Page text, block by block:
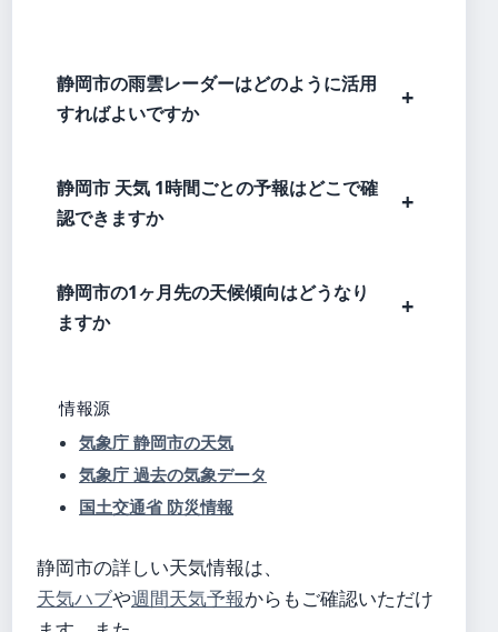
静岡市の雨雲レーダーはどのように活用
すればよいですか
静岡市 天気 1時間ごとの予報はどこで確
認できますか
静岡市の1ヶ月先の天候傾向はどうなり
ますか
情報源
気象庁 静岡市の天気
気象庁 過去の気象データ
国土交通省 防災情報
静岡市の詳しい天気情報は、
天気ハブや週間天気予報からもご確認いただけ